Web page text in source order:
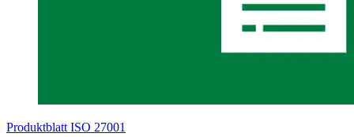
Produktblatt ISO 27001